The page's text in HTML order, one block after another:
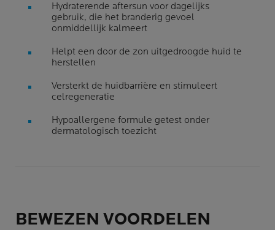
Hydraterende aftersun voor dagelijks
gebruik, die het branderig gevoel
onmiddellijk kalmeert
Helpt een door de zon uitgedroogde huid te
herstellen
Versterkt de huidbarrière en stimuleert
celregeneratie
Hypoallergene formule getest onder
dermatologisch toezicht
BEWEZEN VOORDELEN